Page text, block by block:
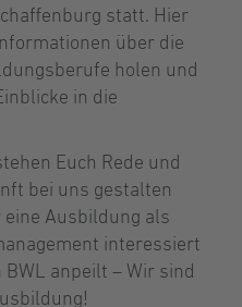
statt. Hier
über die
holen und
in die
Euch Rede und
bei uns gestalten
eine Ausbildung als
interessiert
anpeilt – Wir sind